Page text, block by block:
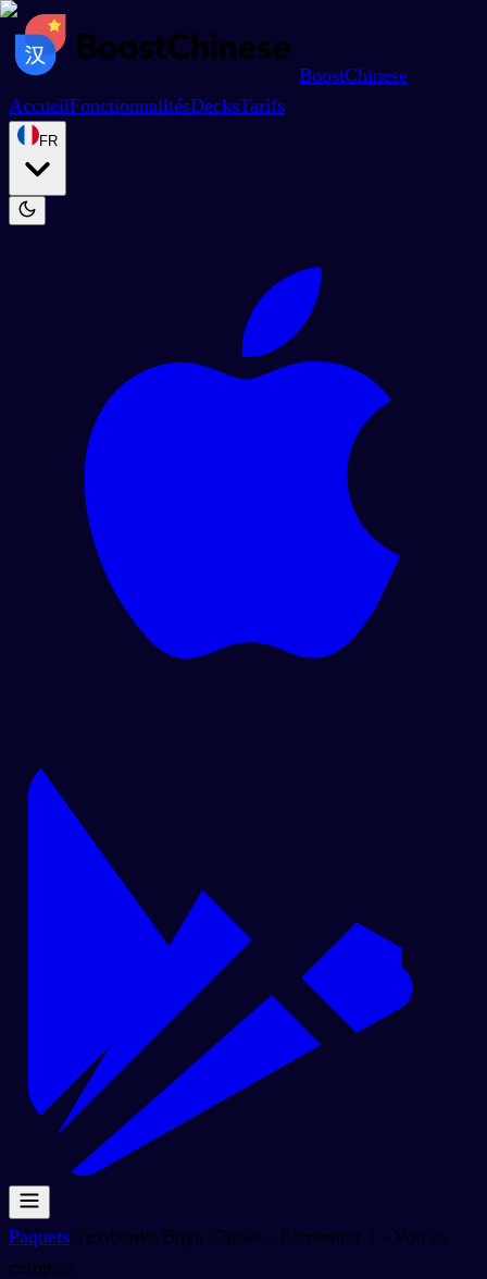
BoostChinese
AccueilFonctionnalitésDecksTarifs
FR
Paquets/Textbooks/Boya Chinês - Elementar 1 - Vou às
compras